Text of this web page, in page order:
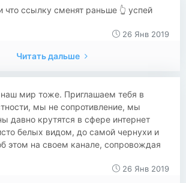
что ссылку сменят раньше 👆 успей
26 Янв 2019
Читать дальше
мир тоже. Приглашаем тебя в
мы не сопротивление, мы
давно крутятся в сфере интернет
белых видом, до самой чернухи и
этом на своем канале, сопровождая
26 Янв 2019